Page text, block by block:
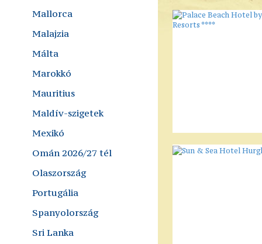
Mallorca
Malajzia
Málta
Marokkó
Mauritius
Maldív-szigetek
Mexikó
Omán 2026/27 tél
Olaszország
Portugália
Spanyolország
Sri Lanka